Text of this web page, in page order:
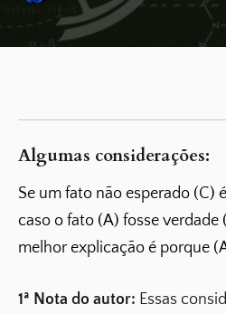
Algumas considerações:
Se um fato não esperado (C)
caso o fato (A) fosse verdade
melhor explicação é porque
1ª Nota do autor: Essas